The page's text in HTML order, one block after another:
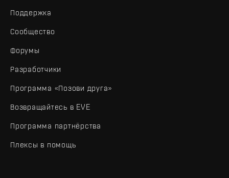
Поддержка
Сообщество
Форумы
Разработчики
Программа «Позови друга»
Возвращайтесь в EVE
Программа партнёрства
Плексы в помощь